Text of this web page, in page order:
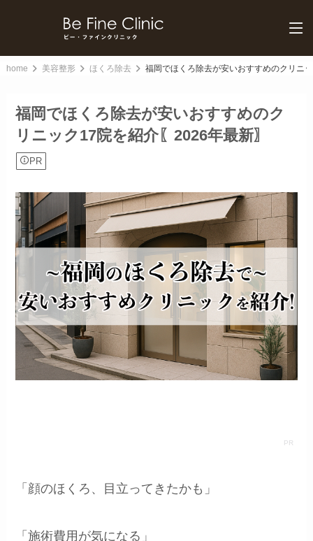
home 美容整形 ほくろ除去 福岡でほくろ除去が安いおすすめのクリニ
福岡でほくろ除去が安いおすすめのク
リニック17院を紹介〖2026年最新〗
PR
「顔のほくろ、目立ってきたかも」
「施術費用が気になる」